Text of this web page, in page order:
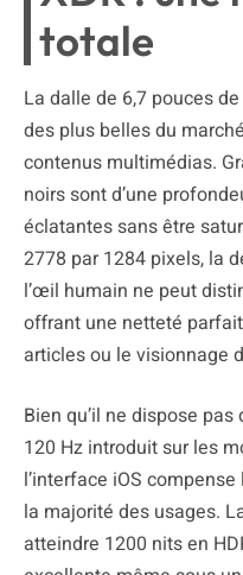
totale
La dalle de 6,7 pouces
des plus belles du
contenus multimédias.
noirs sont d’une
éclatantes sans être
2778 par 1284 pixels, la
l’œil humain ne peut
offrant une netteté
articles ou le visionnage
Bien qu’il ne dispose
120 Hz introduit sur les
l’interface iOS
la majorité des usages.
atteindre 1200 nits en